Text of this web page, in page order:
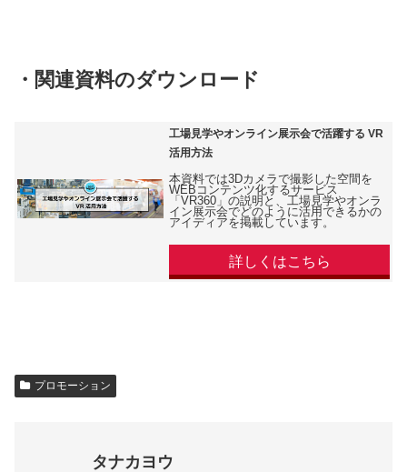
・関連資料のダウンロード
工場見学やオンライン展示会で活躍する VR
活用方法
本資料では3Dカメラで撮影した空間を
WEBコンテンツ化するサービス
「VR360」の説明と、工場見学やオンラ
イン展示会でどのように活用できるかの
アイディアを掲載しています。
詳しくはこちら
プロモーション
タナカヨウ